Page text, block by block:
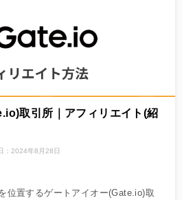
取引所｜アフィリエイト(紹
： 2024年8月28日
位置するゲートアイオー(Gate.io)取